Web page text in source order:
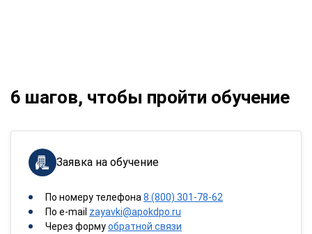
6 шагов, чтобы пройти обучение
Заявка на обучение
По номеру телефона 8 (800) 301-78-62
По e-mail zayavki@apokdpo.ru
Через формуобратной связи